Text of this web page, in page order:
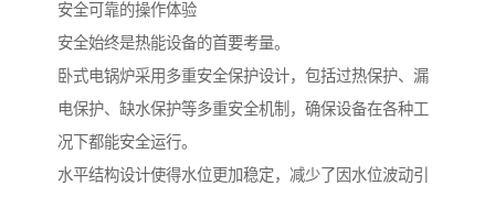
安全可靠的操作体验
安全始终是热能设备的首要考量。
卧式电锅炉采用多重安全保护设计，包括过热保护、漏
电保护、缺水保护等多重安全机制，确保设备在各种工
况下都能安全运行。
水平结构设计使得水位更加稳定，减少了因水位波动引